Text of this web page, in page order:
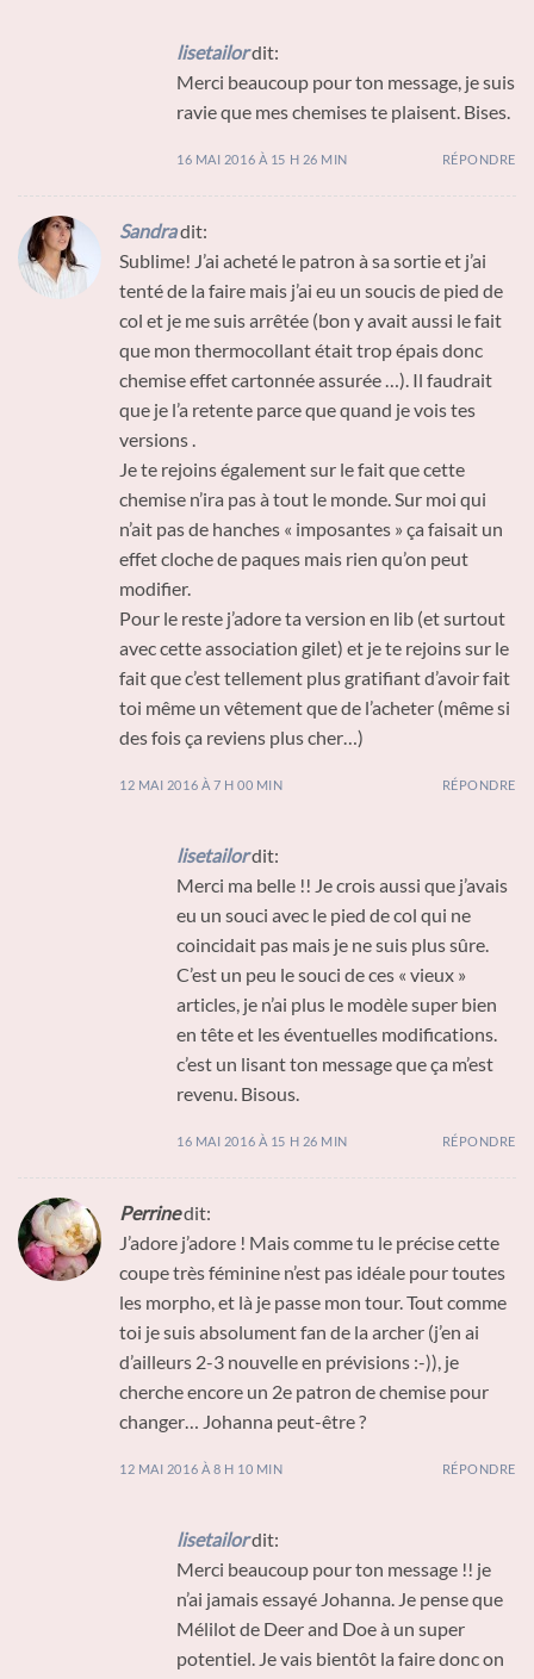
lisetailordit:
Merci beaucoup pour ton message, je suis
ravie que mes chemises te plaisent. Bises.
16 MAI 2016 À 15 H 26 MIN RÉPONDRE
Sandradit:
Sublime! J’ai acheté le patron à sa sortie et j’ai
tenté de la faire mais j’ai eu un soucis de pied de
col et je me suis arrêtée (bon y avait aussi le fait
que mon thermocollant était trop épais donc
chemise effet cartonnée assurée …). Il faudrait
que je l’a retente parce que quand je vois tes
versions .
Je te rejoins également sur le fait que cette
chemise n’ira pas à tout le monde. Sur moi qui
n’ait pas de hanches « imposantes » ça faisait un
effet cloche de paques mais rien qu’on peut
modifier.
Pour le reste j’adore ta version en lib (et surtout
avec cette association gilet) et je te rejoins sur le
fait que c’est tellement plus gratifiant d’avoir fait
toi même un vêtement que de l’acheter (même si
des fois ça reviens plus cher…)
12 MAI 2016 À 7 H 00 MIN RÉPONDRE
lisetailordit:
Merci ma belle !! Je crois aussi que j’avais
eu un souci avec le pied de col qui ne
coincidait pas mais je ne suis plus sûre.
C’est un peu le souci de ces « vieux »
articles, je n’ai plus le modèle super bien
en tête et les éventuelles modifications.
c’est un lisant ton message que ça m’est
revenu. Bisous.
16 MAI 2016 À 15 H 26 MIN RÉPONDRE
Perrinedit:
J’adore j’adore ! Mais comme tu le précise cette
coupe très féminine n’est pas idéale pour toutes
les morpho, et là je passe mon tour. Tout comme
toi je suis absolument fan de la archer (j’en ai
d’ailleurs 2-3 nouvelle en prévisions :-)), je
cherche encore un 2e patron de chemise pour
changer… Johanna peut-être ?
12 MAI 2016 À 8 H 10 MIN RÉPONDRE
lisetailordit:
Merci beaucoup pour ton message !! je
n’ai jamais essayé Johanna. Je pense que
Mélilot de Deer and Doe à un super
potentiel. Je vais bientôt la faire donc on